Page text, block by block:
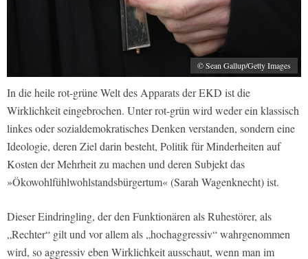
© Sean Gallup/Getty Images
In die heile rot-grüne Welt des Apparats der EKD ist die
Wirklichkeit eingebrochen. Unter rot-grün wird weder ein klassisch
linkes oder sozialdemokratisches Denken verstanden, sondern eine
Ideologie, deren Ziel darin besteht, Politik für Minderheiten auf
Kosten der Mehrheit zu machen und deren Subjekt das
»Ökowohlfühlwohlstandsbürgertum« (Sarah Wagenknecht) ist.
Dieser Eindringling, der den Funktionären als Ruhestörer, als
„Rechter“ gilt und vor allem als „hochaggressiv“ wahrgenommen
wird, so aggressiv eben Wirklichkeit ausschaut, wenn man im